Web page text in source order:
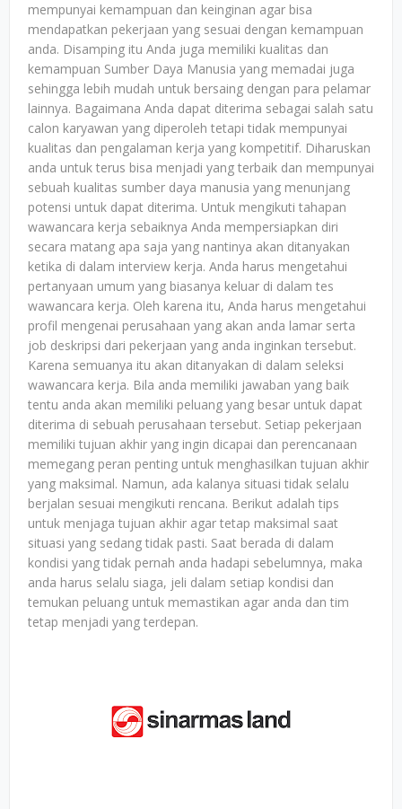
mempunyai kemampuan dan keinginan agar bisa
mendapatkan pekerjaan yang sesuai dengan kemampuan
anda. Disamping itu Anda juga memiliki kualitas dan
kemampuan Sumber Daya Manusia yang memadai juga
sehingga lebih mudah untuk bersaing dengan para pelamar
lainnya. Bagaimana Anda dapat diterima sebagai salah satu
calon karyawan yang diperoleh tetapi tidak mempunyai
kualitas dan pengalaman kerja yang kompetitif. Diharuskan
anda untuk terus bisa menjadi yang terbaik dan mempunyai
sebuah kualitas sumber daya manusia yang menunjang
potensi untuk dapat diterima. Untuk mengikuti tahapan
wawancara kerja sebaiknya Anda mempersiapkan diri
secara matang apa saja yang nantinya akan ditanyakan
ketika di dalam interview kerja. Anda harus mengetahui
pertanyaan umum yang biasanya keluar di dalam tes
wawancara kerja. Oleh karena itu, Anda harus mengetahui
profil mengenai perusahaan yang akan anda lamar serta
job deskripsi dari pekerjaan yang anda inginkan tersebut.
Karena semuanya itu akan ditanyakan di dalam seleksi
wawancara kerja. Bila anda memiliki jawaban yang baik
tentu anda akan memiliki peluang yang besar untuk dapat
diterima di sebuah perusahaan tersebut. Setiap pekerjaan
memiliki tujuan akhir yang ingin dicapai dan perencanaan
memegang peran penting untuk menghasilkan tujuan akhir
yang maksimal. Namun, ada kalanya situasi tidak selalu
berjalan sesuai mengikuti rencana. Berikut adalah tips
untuk menjaga tujuan akhir agar tetap maksimal saat
situasi yang sedang tidak pasti. Saat berada di dalam
kondisi yang tidak pernah anda hadapi sebelumnya, maka
anda harus selalu siaga, jeli dalam setiap kondisi dan
temukan peluang untuk memastikan agar anda dan tim
tetap menjadi yang terdepan.